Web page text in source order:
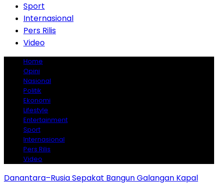
Sport
Internasional
Pers Rilis
Video
Home
Opini
Nasional
Politik
Ekonomi
Lifestyle
Entertainment
Sport
Internasional
Pers Rilis
Video
Danantara–Rusia Sepakat Bangun Galangan Kapal